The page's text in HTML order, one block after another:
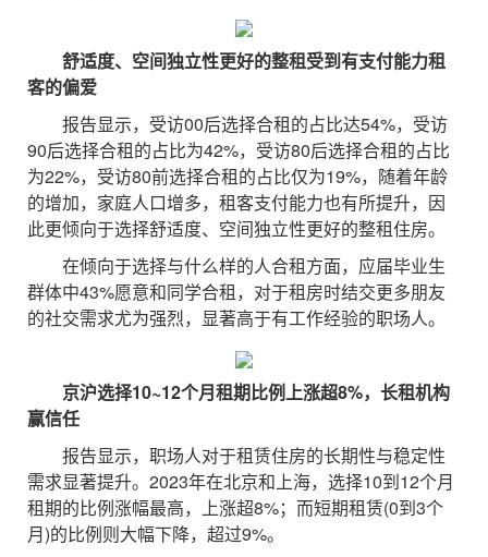
舒适度、空间独立性更好的整租受到有支付能力租
客的偏爱
报告显示，受访00后选择合租的占比达54%，受访
90后选择合租的占比为42%，受访80后选择合租的占比
为22%，受访80前选择合租的占比仅为19%，随着年龄
的增加，家庭人口增多，租客支付能力也有所提升，因
此更倾向于选择舒适度、空间独立性更好的整租住房。
在倾向于选择与什么样的人合租方面，应届毕业生
群体中43%愿意和同学合租，对于租房时结交更多朋友
的社交需求尤为强烈，显著高于有工作经验的职场人。
京沪选择10~12个月租期比例上涨超8%，长租机构
赢信任
报告显示，职场人对于租赁住房的长期性与稳定性
需求显著提升。2023年在北京和上海，选择10到12个月
租期的比例涨幅最高，上涨超8%；而短期租赁(0到3个
月)的比例则大幅下降，超过9%。